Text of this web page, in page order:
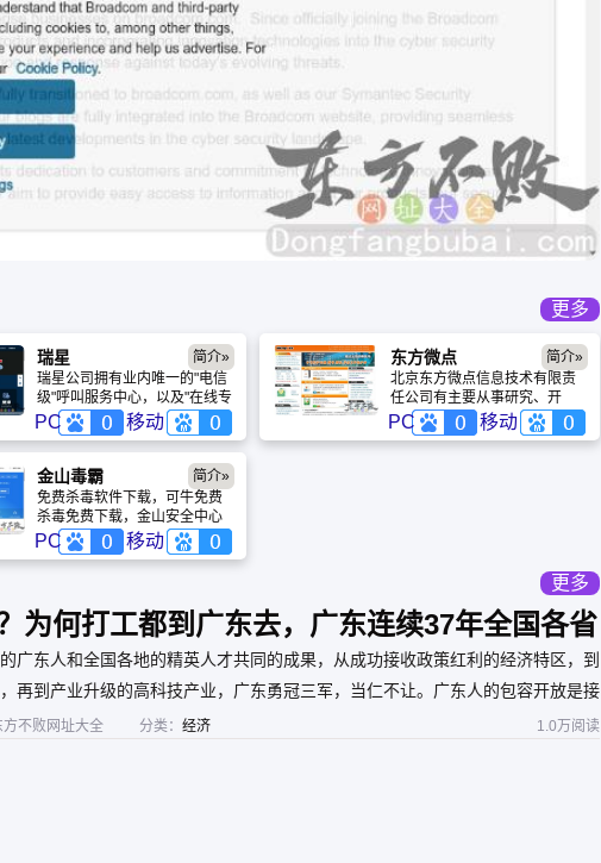
更多
瑞星
瑞星公司拥有业内唯一的"电信
级"呼叫服务中心，以及"在线专
家门诊"服务系统。在这些系统
的支撑下，瑞星的产品和服务
以专业、易用、创新等显著特
点，赢得了用户的赞誉。除了
提供商业级产品和服务之外，
瑞星公司还向全社会免费提供
公益性安全信息.
PC 移动
简介» 东方微点
北京东方微点信息技术有限责
任公司有主要从事研究、开
发、制作及销售信息安全产
品。一支专注于信息安全产品
PC 移动
简介»
金山毒霸
免费杀毒软件下载，可牛免费
杀毒免费下载，金山安全中心
提供金山免费杀毒软件最新版
免费下载，最新杀毒软件永久
全面的用户服务。欢迎使用金
山毒霸2012套装版，金山卫士
及可牛免费杀毒，保护电脑安
全、上网安全，就用金山安全
产品。
PC 移动
简介»
更多
为何打工都到广东去，广东连续37年全国各省
广东人和全国各地的精英人才共同的成果，从成功接收政策红利的经济特区，到
再到产业升级的高科技产业，广东勇冠三军，当仁不让。广东人的包容开放是接
方不败网址大全 分类： 经济 1.0万阅读